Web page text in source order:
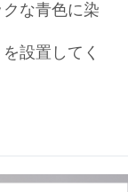
な青色に染
設置してく